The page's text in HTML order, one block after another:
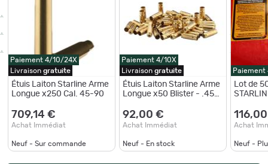
Paiement 4/10/24X
Livraison gratuite
Étuis Laiton Starline Arme
Longue x250 Cal. 45-90
709,14 €
Achat Immédiat
Neuf - Sur commande
Paiement 4/10X
Livraison gratuite
Étuis Laiton Starline Arme
Longue x50 Blister - .45-
92,00 €
Achat Immédiat
Neuf - En stock
Paiement
Lot de
Achat
Neuf -